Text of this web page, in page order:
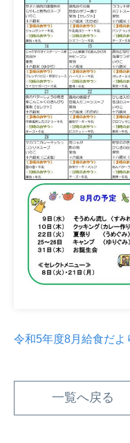
令和5年度8月給食だよ
一覧へ戻る